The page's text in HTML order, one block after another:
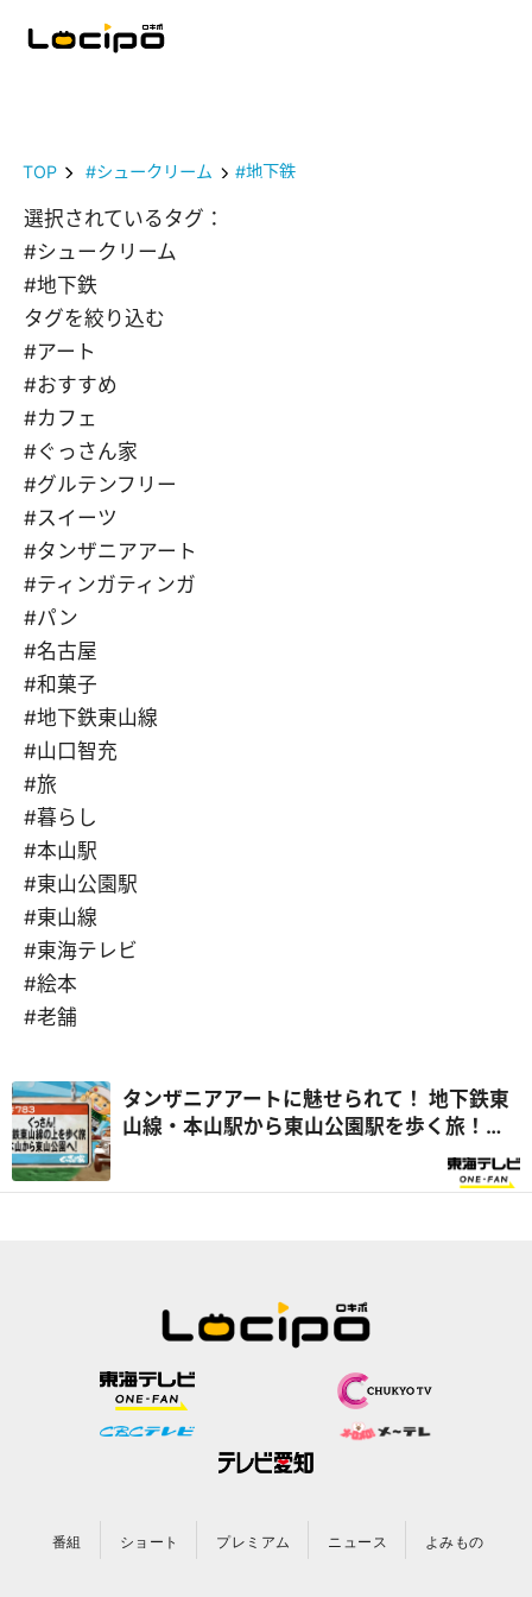
TOP #シュークリーム #地下鉄
選択されているタグ：
#シュークリーム
#地下鉄
タグを絞り込む
#アート
#おすすめ
#カフェ
#ぐっさん家
#グルテンフリー
#スイーツ
#タンザニアアート
#ティンガティンガ
#パン
#名古屋
#和菓子
#地下鉄東山線
#山口智充
#旅
#暮らし
#本山駅
#東山公園駅
#東山線
#東海テレビ
#絵本
#老舗
タンザニアアートに魅せられて！ 地下鉄東
山線・本山駅から東山公園駅を歩く旅！
番組 ショート プレミアム ニュース よみもの